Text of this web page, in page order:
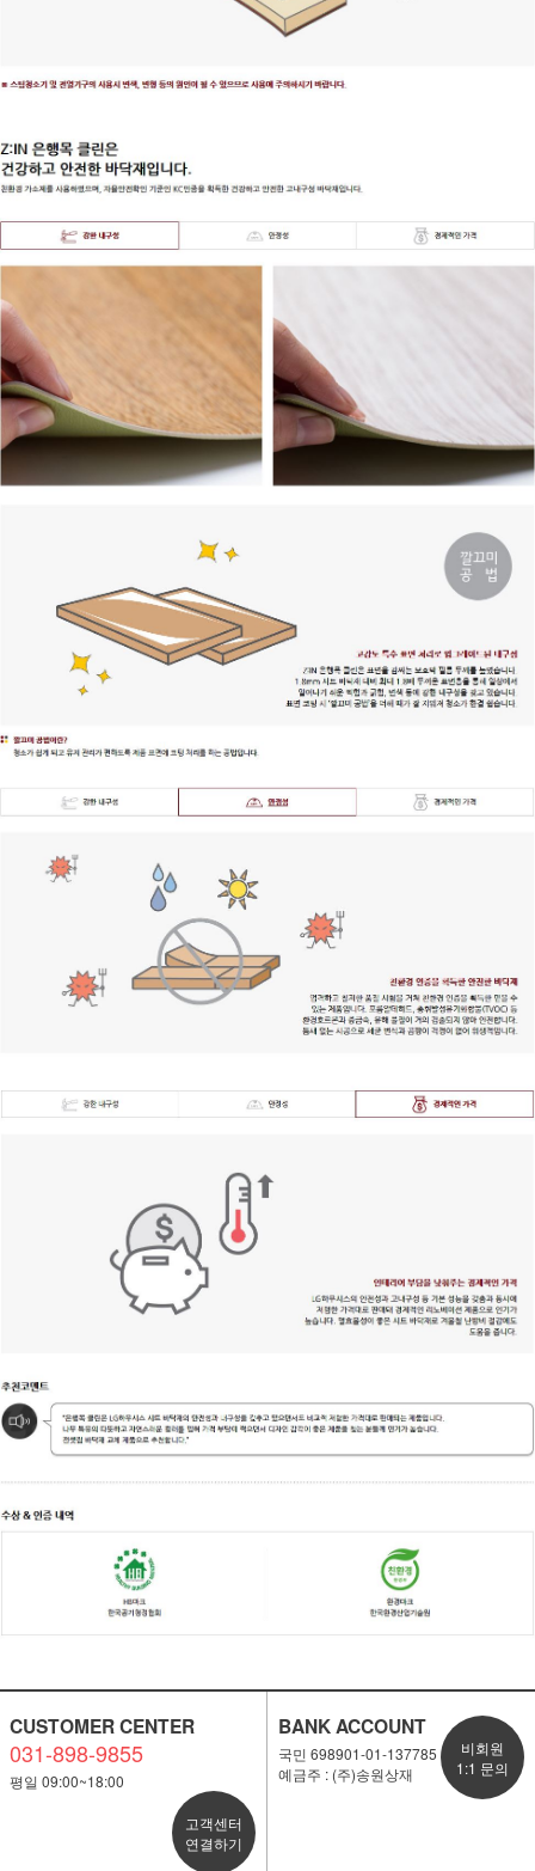
CUSTOMER CENTER
031-898-9855
평일 09:00~18:00
고객센터
연결하기
BANK ACCOUNT
국민 698901-01-137785
예금주 : (주)송원상재
비회원
1:1 문의